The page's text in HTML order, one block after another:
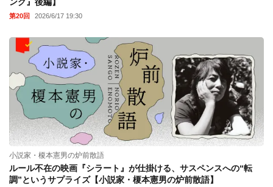
第20回 2026/6/17 19:30
小説家・榎本憲男の炉前散語
ルール不在の映画『シラート』が仕掛ける、サスペンスへの“転
調”というサプライズ【小説家・榎本憲男の炉前散語】